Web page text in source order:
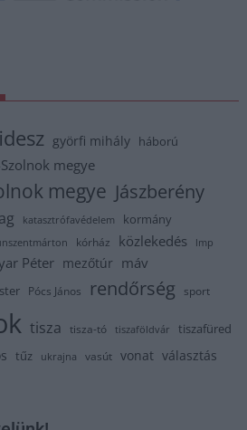
györfi mihály háború
megye
megye Jászberény
katasztrófavédelem kormány
kórház közlekedés lmp
Péter mezőtúr máv
Pócs János rendőrség sport
tisza tisza-tó tiszaföldvár tiszafüred
tűz ukrajna vasút vonat választás